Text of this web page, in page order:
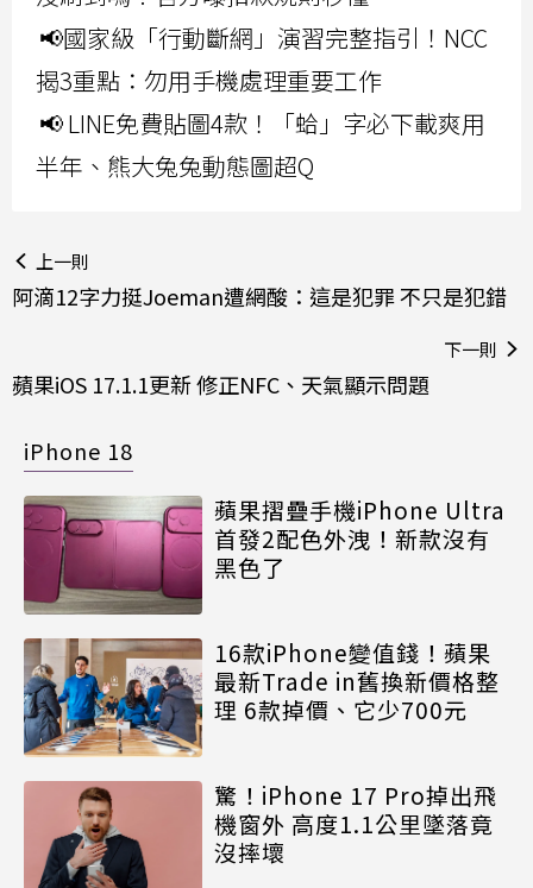
📢國家級「行動斷網」演習完整指引！NCC
揭3重點：勿用手機處理重要工作
📢 LINE免費貼圖4款！「蛤」字必下載爽用
半年、熊大兔兔動態圖超Q
上一則
阿滴12字力挺Joeman遭網酸：這是犯罪 不只是犯錯
下一則
蘋果iOS 17.1.1更新 修正NFC、天氣顯示問題
iPhone 18
蘋果摺疊手機iPhone Ultra
首發2配色外洩！新款沒有
黑色了
16款iPhone變值錢！蘋果
最新Trade in舊換新價格整
理 6款掉價、它少700元
驚！iPhone 17 Pro掉出飛
機窗外 高度1.1公里墜落竟
沒摔壞